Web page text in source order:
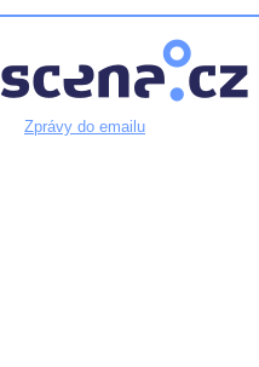
Zprávy do emailu